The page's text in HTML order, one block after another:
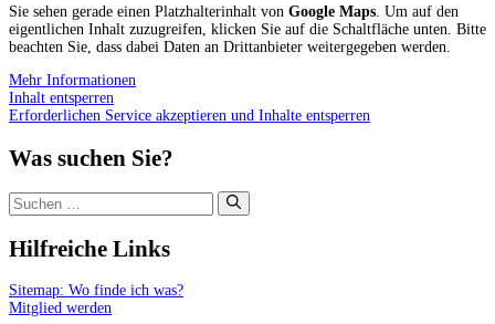
Sie sehen gerade einen Platzhalterinhalt von Google Maps. Um auf den
eigentlichen Inhalt zuzugreifen, klicken Sie auf die Schaltfläche unten. Bitte
beachten Sie, dass dabei Daten an Drittanbieter weitergegeben werden.
Mehr Informationen
Inhalt entsperren
Erforderlichen Service akzeptieren und Inhalte entsperren
Was suchen Sie?
Suchen
nach:
Hilfreiche Links
Sitemap: Wo finde ich was?
Mitglied werden